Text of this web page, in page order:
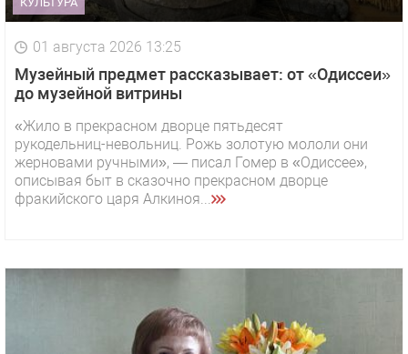
01 августа 2026 13:25
Музейный предмет рассказывает: от «Одиссеи»
до музейной витрины
«Жило в прекрасном дворце пятьдесят
рукодельниц-невольниц. Рожь золотую мололи они
жерновами ручными», — писал Гомер в «Одиссее»,
описывая быт в сказочно прекрасном дворце
фракийского царя Алкиноя...